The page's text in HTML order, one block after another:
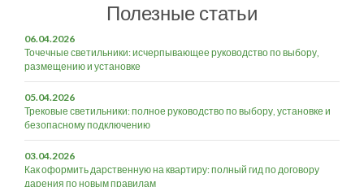
Полезные статьи
06.04.2026
Точечные светильники: исчерпывающее руководство по выбору,
размещению и установке
05.04.2026
Трековые светильники: полное руководство по выбору, установке и
безопасному подключению
03.04.2026
Как оформить дарственную на квартиру: полный гид по договору
дарения по новым правилам